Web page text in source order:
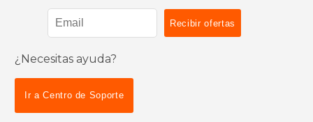
¿Necesitas ayuda?
Ir a Centro de Soporte